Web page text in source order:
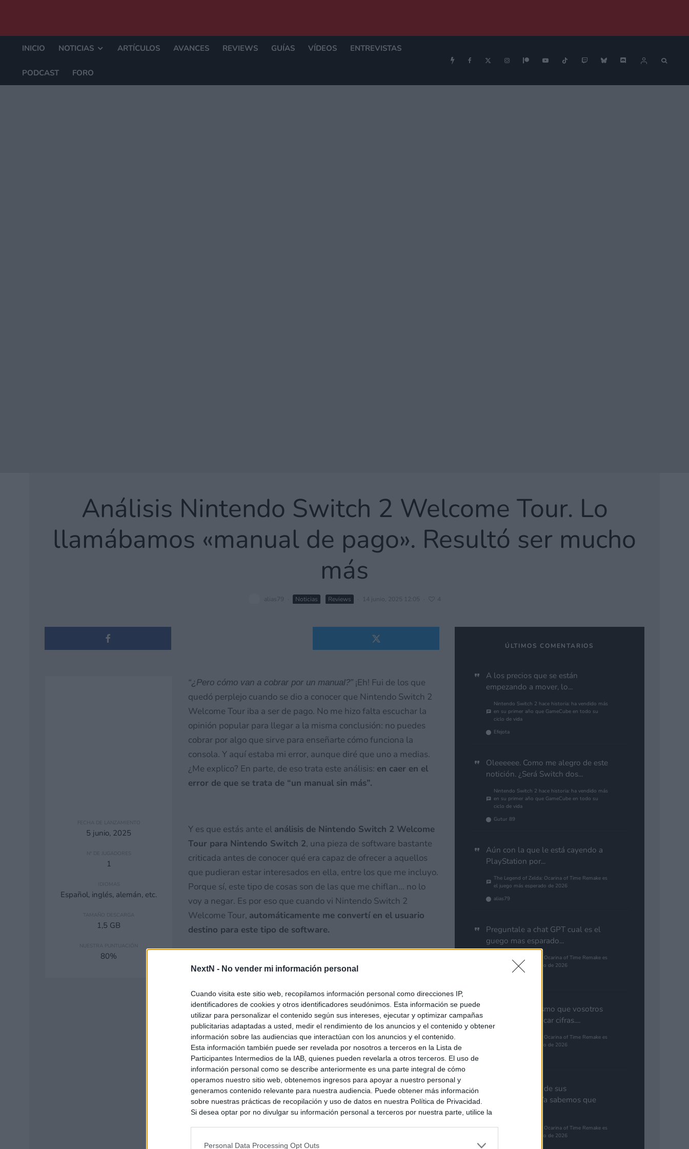
NextN - No vender mi información personal
Cuando visita este sitio web, recopilamos información personal como direcciones IP,
identificadores de cookies y otros identificadores seudónimos. Esta información se puede
utilizar para personalizar el contenido según sus intereses, ejecutar y optimizar campañas
publicitarias adaptadas a usted, medir el rendimiento de los anuncios y el contenido y obtener
información sobre las audiencias que interactúan con los anuncios y el contenido.
Esta información también puede ser revelada por nosotros a terceros en la Lista de
Participantes Intermedios de la IAB, quienes pueden revelarla a otros terceros. El uso de
información personal como se describe anteriormente es una parte integral de cómo
operamos nuestro sitio web, obtenemos ingresos para apoyar a nuestro personal y
generamos contenido relevante para nuestra audiencia. Puede obtener más información
sobre nuestras prácticas de recopilación y uso de datos en nuestra Política de Privacidad.
Si desea optar por no divulgar su información personal a terceros por nuestra parte, utilice la
intereses basados en la información personal utilizada por nosotros o en información personal
Personal Data Processing Opt Outs
INICIO NOTICIAS ARTÍCULOS AVANCES REVIEWS GUÍAS VÍDEOS ENTREVISTAS
PODCAST FORO
Análisis Nintendo Switch 2 Welcome Tour. Lo
llamábamos «manual de pago». Resultó ser mucho
más
alias79 Noticias Reviews 14 junio, 2025 12:05 4
FECHA DE LANZAMIENTO
5 junio, 2025
1
IDIOMAS
Español, inglés, alemán, etc.
TAMAÑO DESCARGA
1,5 GB
80
“¿Pero cómo van a cobrar por un manual?” ¡Eh! Fui de los que
quedó perplejo cuando se dio a conocer que Nintendo Switch 2
Welcome Tour iba a ser de pago. No me hizo falta escuchar la
opinión popular para llegar a la misma conclusión: no puedes
cobrar por algo que sirve para enseñarte cómo funciona la
consola. Y aquí estaba mi error, aunque diré que uno a medias.
¿Me explico? En parte, de eso trata este análisis: en caer en el
error de que se trata de “un manual sin más”.
Y es que estás ante el análisis de Nintendo Switch 2 Welcome
Tour para Nintendo Switch 2, una pieza de software bastante
criticada antes de conocer qué era capaz de ofrecer a aquellos
que pudieran estar interesados en ella, entre los que me incluyo.
Porque sí, este tipo de cosas son de las que me chiflan… no lo
voy a negar. Es por eso que cuando vi Nintendo Switch 2
Welcome Tour, automáticamente me convertí en el usuario
destino para este tipo de software.
ÚLTIMOS COMENTARIOS
A los precios que se están
empezando a mover, lo...
Nintendo Switch 2 hace historia: ha vendido más
en su primer año que GameCube en todo su
ciclo de vida
Efejota
Oleeeeee. Como me alegro de este
notición. ¿Será Switch dos...
Nintendo Switch 2 hace historia: ha vendido más
en su primer año que GameCube en todo su
ciclo de vida
Gutur 89
Aún con la que le está cayendo a
PlayStation por...
The Legend of Zelda: Ocarina of Time Remake es
el juego más esperado de 2026
alias79
Preguntale a chat GPT cual es el
guego mas esparado...
The Legend of Zelda: Ocarina of Time Remake es
el juego más esperado de 2026
Yo pienso lo mismo que vosotros
de GTA. Cuantificar cifras....
The Legend of Zelda: Ocarina of Time Remake es
el juego más esperado de 2026
Nota aclaratoria de sus
responsables: "Ya sabemos que
GTA 6...
The Legend of Zelda: Ocarina of Time Remake es
el juego más esperado de 2026